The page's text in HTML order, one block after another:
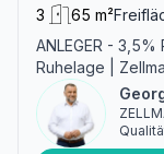
3 65 m²
ANLEGER -
Ruhelage |